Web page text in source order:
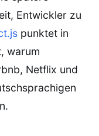
Entwickler zu
punktet in
warum
Netflix und